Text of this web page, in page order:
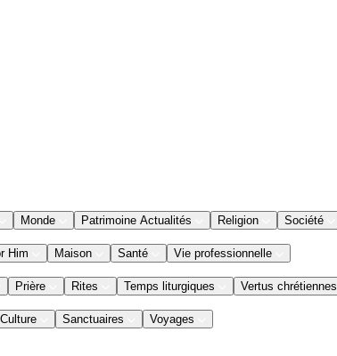
Monde Patrimoine Actualités Religion Société
Him Maison Santé Vie professionnelle
Prière Rites Temps liturgiques Vertus chrétiennes
Sanctuaires Voyages